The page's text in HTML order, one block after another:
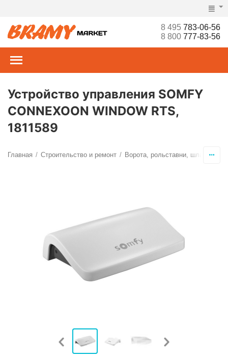
8 495783-06-56
8 800777-83-56
Устройство управления SOMFY
CONNEXOON WINDOW RTS,
1811589
Главная / Строительство и ремонт / Ворота, рольставни,